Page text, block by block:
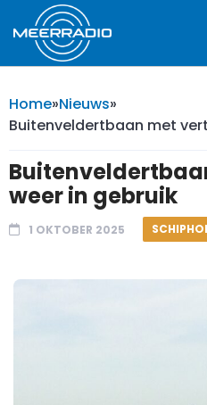
Home»Nieuws»
Buitenveldertbaan met
weer in gebruik
1 OKTOBER 2025